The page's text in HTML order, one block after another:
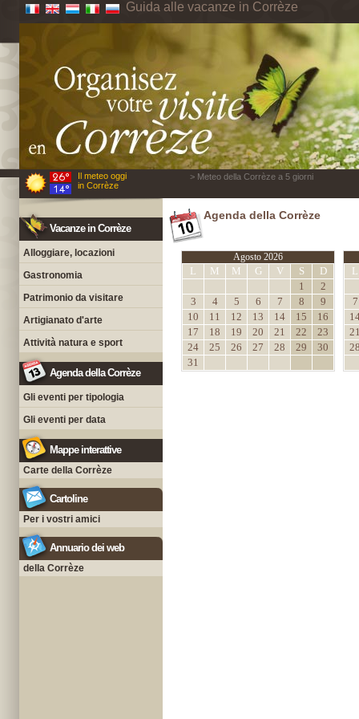
Guida alle vacanze in Corrèze
Il meteo oggi
in Corrèze
> Meteo della Corrèze a 5 giorni
Vacanze in Corrèze
Alloggiare, locazioni
Gastronomia
Patrimonio da visitare
Artigianato d'arte
Attività natura e sport
Agenda della Corrèze
Gli eventi per tipologia
Gli eventi per data
Mappe interattive
Carte della Corrèze
Cartoline
Per i vostri amici
Annuario dei web
della Corrèze
Agenda della Corrèze
Agosto 2026
L M M G V S
D
1
2
3
4 5 6 7 8
9
10
11 12 13 14 15
16
17
18 19 20 21 22
23
24
25 26 27 28 29
30
31
L
7